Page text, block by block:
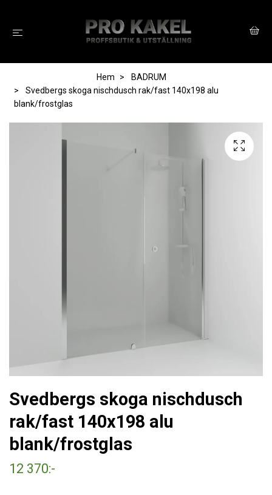
Hem
BADRUM
Svedbergs skoga nischdusch rak/fast 140x198 alu
blank/frostglas
Svedbergs skoga nischdusch
rak/fast 140x198 alu
blank/frostglas
12 370:-